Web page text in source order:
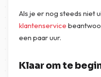
Als je er nog steeds niet
klantenservice
een paar uur.
Klaar om te